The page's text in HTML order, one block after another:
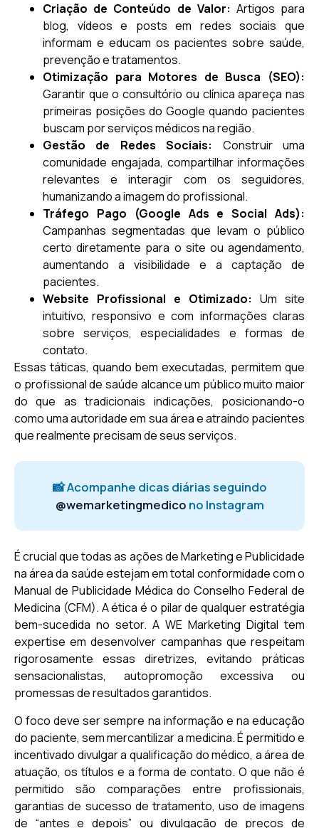
Criação de Conteúdo de Valor: Artigos para
blog, vídeos e posts em redes sociais que
informam e educam os pacientes sobre saúde,
prevenção e tratamentos.
Otimização para Motores de Busca (SEO):
Garantir que o consultório ou clínica apareça nas
primeiras posições do Google quando pacientes
buscam por serviços médicos na região.
Gestão de Redes Sociais:
Construir uma
comunidade engajada, compartilhar informações
relevantes e interagir com os seguidores,
humanizando a imagem do profissional.
Tráfego Pago (Google Ads e Social Ads):
Campanhas segmentadas que levam o público
certo diretamente para o site ou agendamento,
aumentando a visibilidade e a captação de
pacientes.
Website Profissional e Otimizado: Um site
intuitivo, responsivo e com informações claras
sobre serviços, especialidades e formas de
contato.
Essas táticas, quando bem executadas, permitem que
o profissional de saúde alcance um público muito maior
do que as tradicionais indicações, posicionando-o
como uma autoridade em sua área e atraindo pacientes
que realmente precisam de seus serviços.
📸 Acompanhe dicas diárias seguindo
@wemarketingmedico no Instagram
É crucial que todas as ações de Marketing e Publicidade
na área da saúde estejam em total conformidade com o
Manual de Publicidade Médica do Conselho Federal de
Medicina (CFM). A ética é o pilar de qualquer estratégia
bem-sucedida no setor. A WE Marketing Digital tem
expertise em desenvolver campanhas que respeitam
rigorosamente essas diretrizes, evitando práticas
sensacionalistas, autopromoção excessiva ou
promessas de resultados garantidos.
O foco deve ser sempre na informação e na educação
do paciente, sem mercantilizar a medicina. É permitido e
incentivado divulgar a qualificação do médico, a área de
atuação, os títulos e a forma de contato. O que não é
permitido são comparações entre profissionais,
garantias de sucesso de tratamento, uso de imagens
de “antes e depois” ou divulgação de preços de